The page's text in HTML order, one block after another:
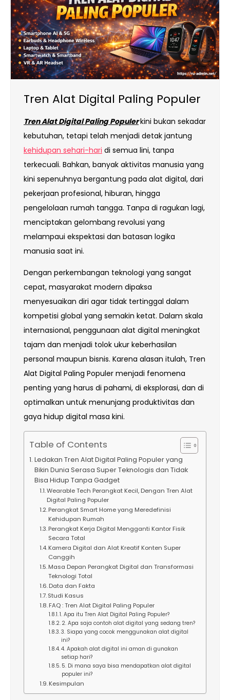
Tren Alat Digital Paling Populer
Tren Alat Digital Paling Populerkini bukan sekadar
kebutuhan, tetapi telah menjadi detak jantung
kehidupan sehari-hari di semua lini, tanpa
terkecuali. Bahkan, banyak aktivitas manusia yang
kini sepenuhnya bergantung pada alat digital, dari
pekerjaan profesional, hiburan, hingga
pengelolaan rumah tangga. Tanpa di ragukan lagi,
menciptakan gelombang revolusi yang
melampaui ekspektasi dan batasan logika
manusia saat ini.
Dengan perkembangan teknologi yang sangat
cepat, masyarakat modern dipaksa
menyesuaikan diri agar tidak tertinggal dalam
kompetisi global yang semakin ketat. Dalam skala
internasional, penggunaan alat digital meningkat
tajam dan menjadi tolok ukur keberhasilan
personal maupun bisnis. Karena alasan itulah, Tren
Alat Digital Paling Populer menjadi fenomena
penting yang harus di pahami, di eksplorasi, dan di
optimalkan untuk menunjang produktivitas dan
gaya hidup digital masa kini.
Table of Contents
Ledakan Tren Alat Digital Paling Populer yang
Bikin Dunia Serasa Super Teknologis dan Tidak
Bisa Hidup Tanpa Gadget
Wearable Tech Perangkat Kecil, Dengan Tren Alat
Digital Paling Populer
Perangkat Smart Home yang Meredefinisi
Kehidupan Rumah
Perangkat Kerja Digital Mengganti Kantor Fisik
Secara Total
Kamera Digital dan Alat Kreatif Konten Super
Canggih
Masa Depan Perangkat Digital dan Transformasi
Teknologi Total
Data dan Fakta
Studi Kasus
FAQ : Tren Alat Digital Paling Populer
1. Apa itu Tren Alat Digital Paling Populer?
2. Apa saja contoh alat digital yang sedang tren?
3. Siapa yang cocok menggunakan alat digital
ini?
4. Apakah alat digital ini aman di gunakan
setiap hari?
5. Di mana saya bisa mendapatkan alat digital
populer ini?
Kesimpulan